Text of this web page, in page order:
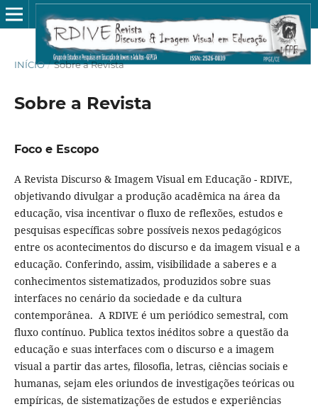
INÍCIO / Sobre a Revista
Sobre a Revista
Foco e Escopo
A Revista Discurso & Imagem Visual em Educação - RDIVE,
objetivando divulgar a produção acadêmica na área da
educação, visa incentivar o fluxo de reflexões, estudos e
pesquisas específicas sobre possíveis nexos pedagógicos
entre os acontecimentos do discurso e da imagem visual e a
educação. Conferindo, assim, visibilidade a saberes e a
conhecimentos sistematizados, produzidos sobre suas
interfaces no cenário da sociedade e da cultura
contemporânea. A RDIVE é um periódico semestral, com
fluxo contínuo. Publica textos inéditos sobre a questão da
educação e suas interfaces com o discurso e a imagem
visual a partir das artes, filosofia, letras, ciências sociais e
humanas, sejam eles oriundos de investigações teóricas ou
empíricas, de sistematizações de estudos e experiências